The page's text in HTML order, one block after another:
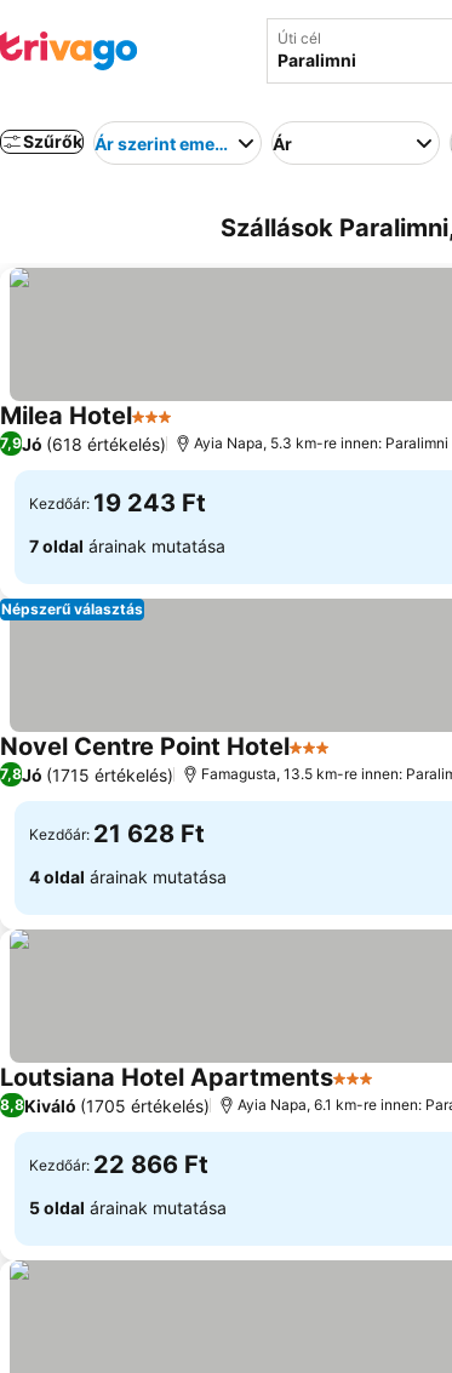
Úti cél
Szűrők Ár szerint emelkedő Ár
Szállások
Milea Hotel3 Kategória
7,9Jó (618 értékelés) Ayia Napa, 5.3 km-re innen: Paralimni
Kezdőár: 19 243 Ft
7 oldal árainak mutatása
Népszerű választás
Novel Centre Point Hotel3 Kategória
7,8Jó (1715 értékelés) Famagusta, 13.5 km-re innen:
Kezdőár: 21 628 Ft
4 oldal árainak mutatása
Loutsiana Hotel Apartments3 Kategória
8,8Kiváló (1705 értékelés) Ayia Napa, 6.1 km-re innen:
Kezdőár: 22 866 Ft
5 oldal árainak mutatása